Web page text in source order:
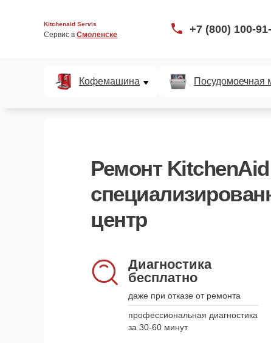
Kitchenaid Servis
Сервис в Смоленске +7 (800) 100-
Кофемашина Посудомоечная
Ремонт
центр
Диагностика
бесплатно
даже при отказе от ремонта
профессиональная диагностика
за 30-60 минут
наши курьеры приедут в удобное
устройство обратно, когда оно
будет готово